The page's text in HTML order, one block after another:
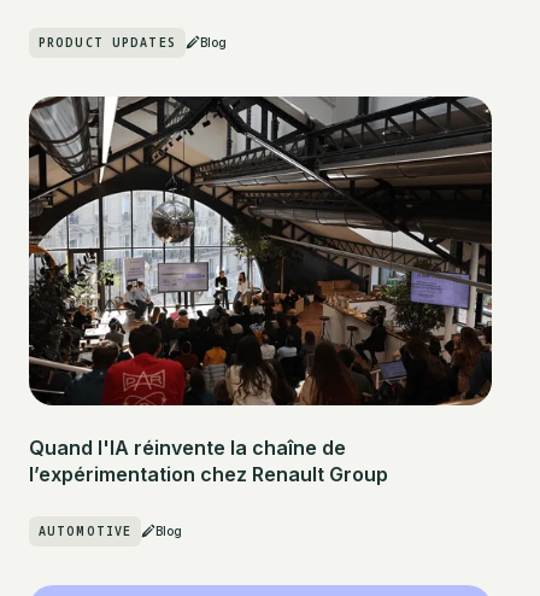
PRODUCT UPDATES Blog
Quand l'IA réinvente la chaîne de
l’expérimentation chez Renault Group
AUTOMOTIVE Blog